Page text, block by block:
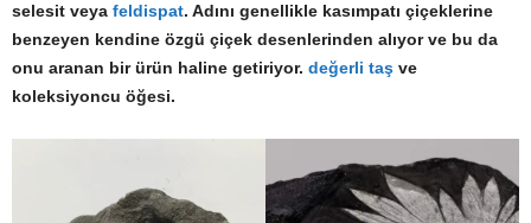
selesit veya feldispat. Adını genellikle kasımpatı çiçeklerine
benzeyen kendine özgü çiçek desenlerinden alıyor ve bu da
onu aranan bir ürün haline getiriyor. değerli taş ve
koleksiyoncu öğesi.